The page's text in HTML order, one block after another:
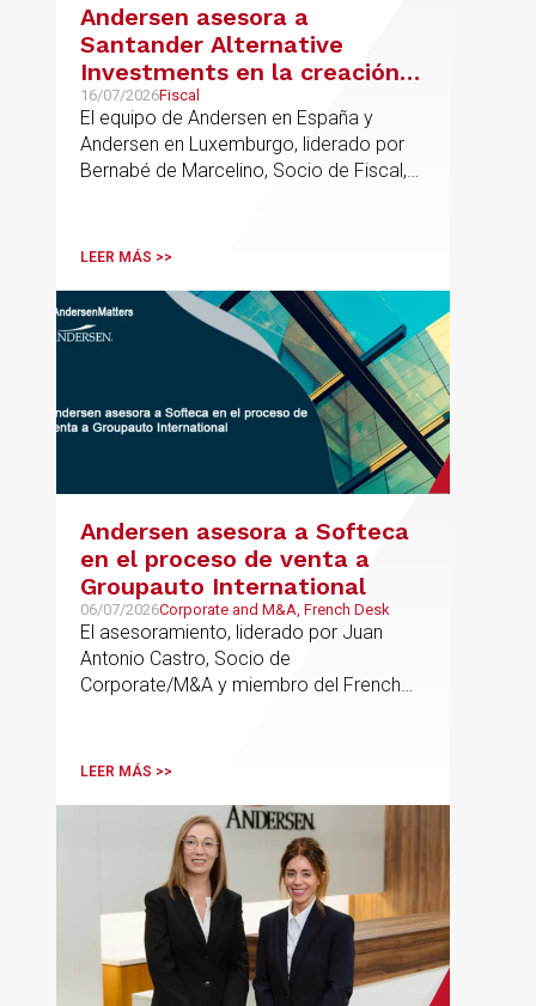
Andersen asesora a
Santander Alternative
Investments en la creación
de un nuevo fondo dirigido a
la financiación de pymes
europeas
16/07/2026Fiscal
El equipo de Andersen en España y
Andersen en Luxemburgo, liderado por
Bernabé de Marcelino, Socio de Fiscal,
formación del fondo, hasta el primer
LEER MÁS >>
Andersen asesora a Softeca
en el proceso de venta a
Groupauto International
06/07/2026Corporate and M&A, French Desk
El asesoramiento, liderado por Juan
Antonio Castro, Socio de
Corporate/M&A y miembro del French
españolas que combinan los sectores
LEER MÁS >>